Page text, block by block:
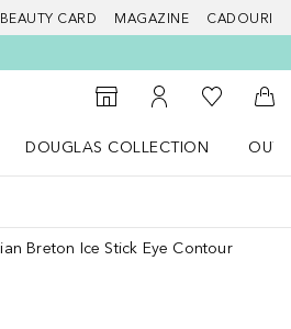
BEAUTY CARD MAGAZINE CADOURI
Către Găsire magazin
Către Contul meu
Către
DOUGLAS COLLECTION
Breton Ice Stick Eye Contour